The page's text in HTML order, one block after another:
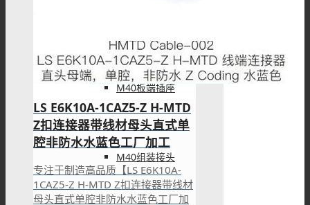
M40板端插座
M40组装接头
LS E6K10A-1CAZ5-Z H-MTD
Z扣连接器带线材母头直式单
腔非防水水蓝色工厂加工
专注于制造高品质【LS E6K10A-
1CAZ5-Z H-MTD Z扣连接器带线材
母头直式单腔非防水水蓝色工厂加